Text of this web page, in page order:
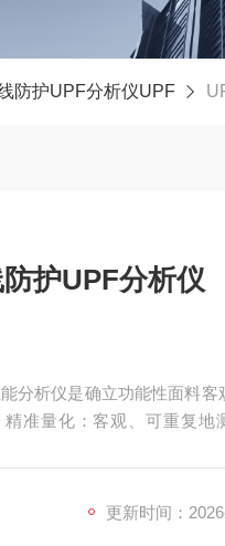
防护UPF分析仪UPF
护UPF分析仪
分析仪是确立功能性面料
准量化：客观、可重复地
速产品从研发到上市的进程
更新时间：